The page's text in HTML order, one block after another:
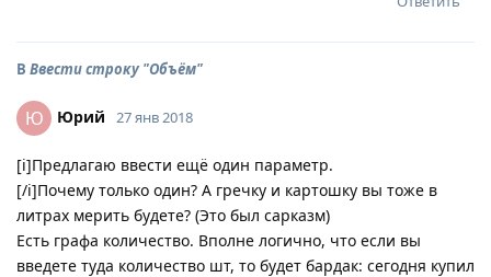
В Ввести строку "Объём"
Ю Юрий 27 янв 2018
[i]Предлагаю ввести ещё один параметр.
[/i]Почему только один? А гречку и картошку вы тоже в
литрах мерить будете? (Это был сарказм)
Есть графа количество. Вполне логично, что если вы
введете туда количество шт, то будет бардак: сегодня купил